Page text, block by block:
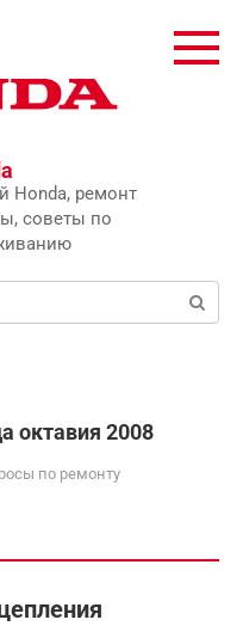
Honda, ремонт
советы по
октавия 2008
по ремонту